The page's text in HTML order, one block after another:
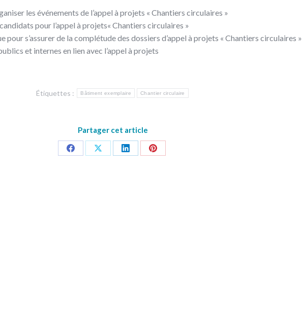
les événements de l’appel à projets « Chantiers circulaires »
pour l’appel à projets« Chantiers circulaires »
pour s’assurer de la complétude des dossiers d’appel à projets « Chantiers circulaires »
et internes en lien avec l’appel à projets
Étiquettes : Bâtiment exemplaire Chantier circulaire
Partager cet article
PartagerPartagerPartagerPartager